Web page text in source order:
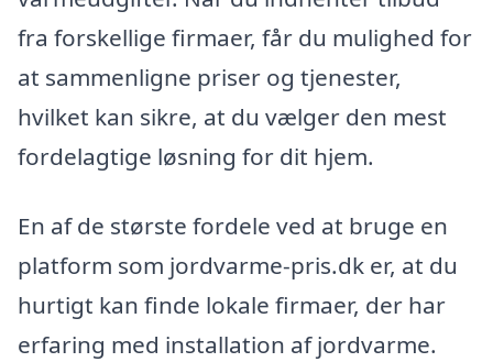
fra forskellige firmaer, får du mulighed for
at sammenligne priser og tjenester,
hvilket kan sikre, at du vælger den mest
fordelagtige løsning for dit hjem.
En af de største fordele ved at bruge en
platform som jordvarme-pris.dk er, at du
hurtigt kan finde lokale firmaer, der har
erfaring med installation af jordvarme.